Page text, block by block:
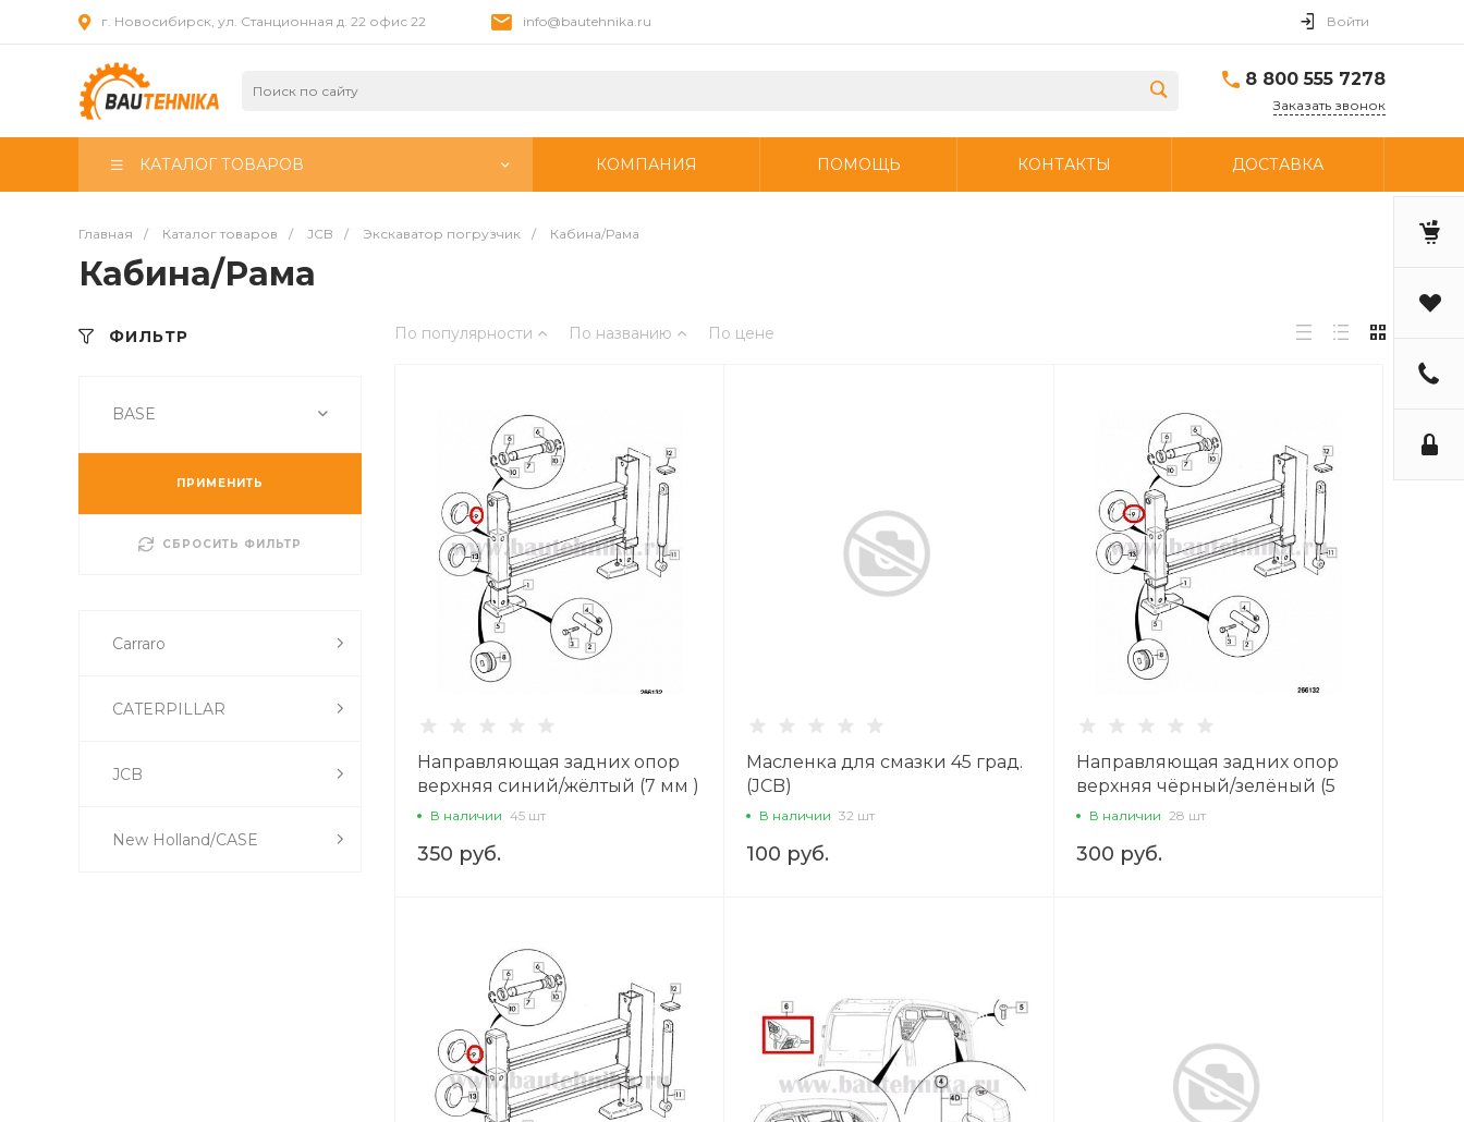
г. Новосибирск, ул. Станционная д. 22 офис 22 info@bautehnika.ru Войти
8 800 555 7278
Заказать звонок
КАТАЛОГ ТОВАРОВ КОМПАНИЯ ПОМОЩЬ КОНТАКТЫ ДОСТАВКА
Главная / Каталог товаров / JCB / Экскаватор погрузчик / Кабина/Рама
Кабина/Рама
ФИЛЬТР
BASE
ПРИМЕНИТЬ
СБРОСИТЬ ФИЛЬТР
Carraro
CATERPILLAR
JCB
New Holland/CASE
По популярности По названию По цене
Направляющая задних опор
верхняя синий/жёлтый (7 мм )
Digger
В наличии 45 шт
350 руб.
Масленка для смазки 45 град.
(JCB)
В наличии 32 шт
100 руб.
Направляющая задних опор
верхняя чёрный/зелёный (5
мм ) Digger
В наличии 28 шт
300 руб.